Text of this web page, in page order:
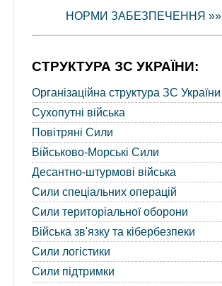
НОРМИ ЗАБЕЗПЕЧЕННЯ »»
СТРУКТУРА ЗС УКРАЇНИ:
Організаційна структура ЗС України
Сухопутні війська
Повітряні Сили
Військово-Морські Сили
Десантно-штурмові війська
Сили спеціальних операцій
Сили територіальної оборони
Війська зв'язку та кібербезпеки
Сили логістики
Сили підтримки